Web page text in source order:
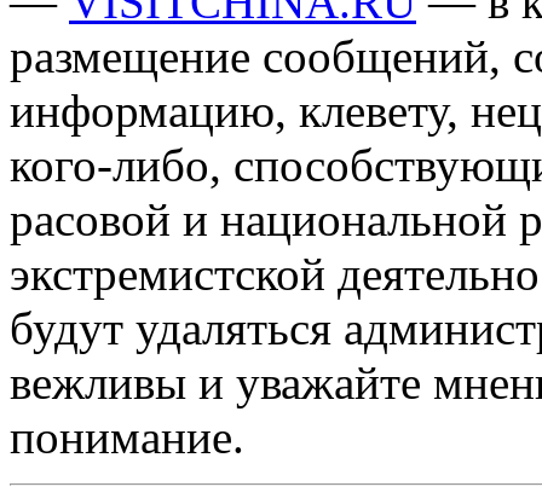
размещение сообщений,
информацию, клевету,
кого-либо,
расовой и национальной
экстремистской
будут удаляться
вежливы и уважайте
понимание.